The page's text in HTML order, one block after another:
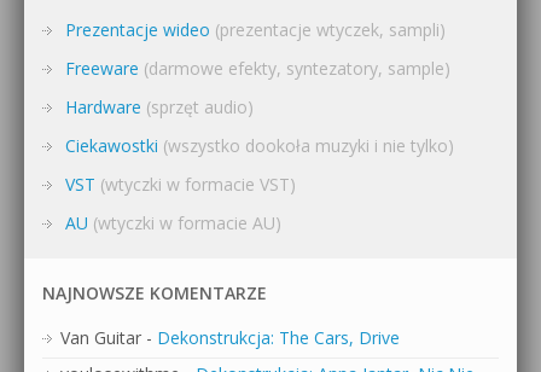
Prezentacje wideo (prezentacje wtyczek, sampli)
Freeware (darmowe efekty, syntezatory, sample)
Hardware (sprzęt audio)
Ciekawostki (wszystko dookoła muzyki i nie tylko)
VST (wtyczki w formacie VST)
AU (wtyczki w formacie AU)
NAJNOWSZE KOMENTARZE
Van Guitar - Dekonstrukcja: The Cars, Drive